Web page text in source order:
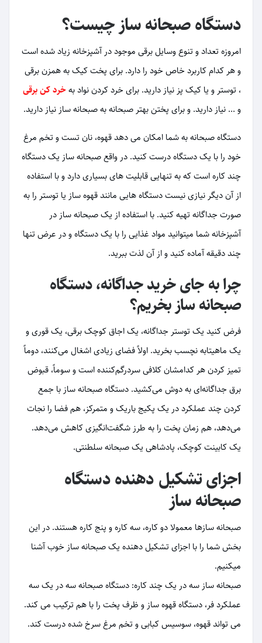
دستگاه صبحانه ساز چیست؟
امروزه تعداد و تنوع وسایل برقی موجود در آشپزخانه زیاد شده است
و هر کدام کاربرد خاص خود را دارد. برای پخت کیک به همزن برقی
، توستر و یا کیک پز نیاز دارید. برای خرد کردن نواد بهخرد کن برقی
و ... نیاز دارید. و برای پختن بهتر صبحانه به صبحانه ساز نیاز دارید.
دستگاه صبحانه به شما امکان می دهد قهوه، نان تست و تخم مرغ
خود را با یک دستگاه درست کنید. در واقع صبحانه ساز یک دستگاه
چند کاره است که به تنهایی قابلیت های بسیاری دارد و با استفاده
از آن دیگر نیازی نیست دستگاه هایی مانند قهوه ساز یا توستر را به
صورت جداگانه تهیه کنید. با استفاده از یک صبحانه ساز در
آشپزخانه شما میتوانید مواد غذایی را با یک دستگاه و در عرض تنها
چند دقیقه آماده کنید و از آن لذت ببرید.
چرا به جای خرید جداگانه، دستگاه
صبحانه ساز بخریم؟
فرض کنید یک توستر جداگانه، یک اجاق کوچک برقی، یک قوری و
یک ماهیتابه نچسب بخرید. اولاً فضای زیادی اشغال می‌کنند، دوماً
تمیز کردن هر کدامشان کلافی سردرگم‌کننده است و سوماً، قبوض
برق جداگانه‌ای به دوش می‌کشید. دستگاه صبحانه ساز با جمع
کردن چند عملکرد در یک پکیج باریک و متمرکز، هم فضا را نجات
می‌دهد، هم زمان پخت را به طرز شگفت‌انگیزی کاهش می‌دهد.
یک کابینت کوچک، پادشاهی یک صبحانه سلطنتی.
اجزای تشکیل دهنده دستگاه
صبحانه ساز
صبحانه سازها معمولا دو کاره، سه کاره و پنج کاره هستند. در این
بخش شما را با اجزای تشکیل دهنده یک صبحانه ساز خوب آشنا
میکنیم.
صبحانه ساز سه در یک چند کاره: دستگاه صبحانه سه در یک سه
عملکرد فر، دستگاه قهوه ساز و ظرف پخت را با هم ترکیب می کند.
می تواند قهوه، سوسیس کبابی و تخم مرغ سرخ شده درست کند.